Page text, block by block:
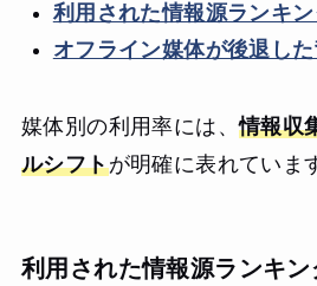
利用された情報源ランキ
オフライン媒体が後退し
媒体別の利用率には、情報収
ルシフトが明確に表れていま
利用された情報源ランキン